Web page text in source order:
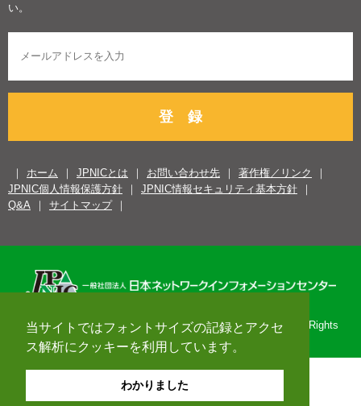
当サイトではフォントサイズの記録とアクセ
ス解析にクッキーを利用しています。
わかりました
い。
登 録
ホーム JPNICとは お問い合わせ先
著作権／リンク
JPNIC個人情報保護方針
JPNIC情報セキュリティ基本方針
Q&A
サイトマップ
Copyright© 1996-2026 Japan Network Information Center. All Rights
Reserved.